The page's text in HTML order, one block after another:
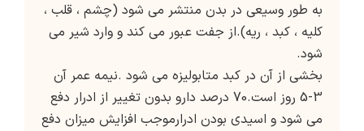
به طور وسیعی در بدن منتشر می شود (چشم ، قلب ،
کلیه ، کبد ، ریه).از جفت عبور می کند و وارد شیر می
شود.
بخشی از آن در کبد متابولیزه می شود .نیمه عمر آن
3-5 روز است.70 درصد دارو بدون تغییر از ادرار دفع
می شود و اسیدی بودن ادرارموجب افزایش میزان دفع